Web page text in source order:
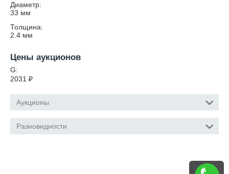
Диаметр:
33 мм
Толщина:
2.4 мм
Цены аукционов
G:
2031 ₽
Аукционы
Разновидности